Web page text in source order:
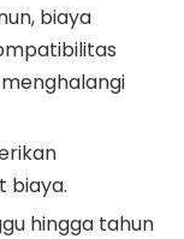
biaya
biaya.
hingga tahun